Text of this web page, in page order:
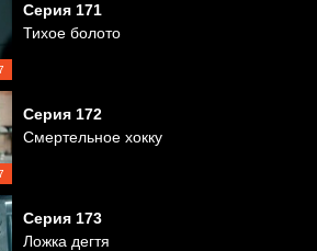
Серия 171
Тихое болото
Серия 172
Смертельное хокку
Серия 173
Ложка дегтя